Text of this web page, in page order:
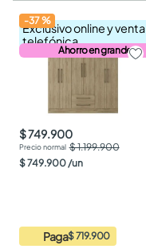
Exclusivo online y venta
telefónica
Ahorro en grande
-37%
$ 749.900
$ 1.199.900
$749.900 /un
Paga$ 719.900